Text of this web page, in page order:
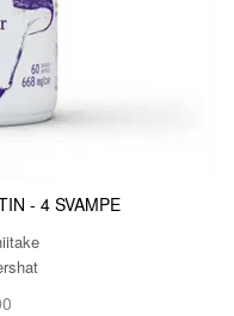
- 4 SVAMPE